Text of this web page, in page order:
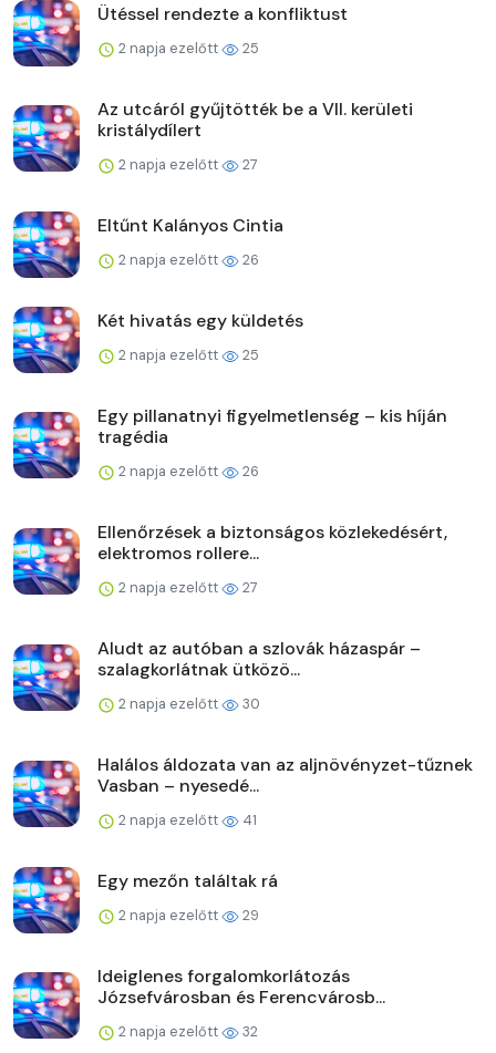
Ütéssel rendezte a konfliktust
2 napja ezelőtt 25
Az utcáról gyűjtötték be a VII. kerületi
kristálydílert
2 napja ezelőtt 27
Eltűnt Kalányos Cintia
2 napja ezelőtt 26
Két hivatás egy küldetés
2 napja ezelőtt 25
Egy pillanatnyi figyelmetlenség – kis híján
tragédia
2 napja ezelőtt 26
Ellenőrzések a biztonságos közlekedésért,
elektromos rollere...
2 napja ezelőtt 27
Aludt az autóban a szlovák házaspár –
szalagkorlátnak ütközö...
2 napja ezelőtt 30
Halálos áldozata van az aljnövényzet-tűznek
Vasban – nyesedé...
2 napja ezelőtt 41
Egy mezőn találtak rá
2 napja ezelőtt 29
Ideiglenes forgalomkorlátozás
Józsefvárosban és Ferencvárosb...
2 napja ezelőtt 32